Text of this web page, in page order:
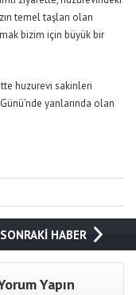
temel taşları olan
bizim için büyük bir
huzurevi sakinleri
yanlarında olan
SONRAKİ HABER
Yapın